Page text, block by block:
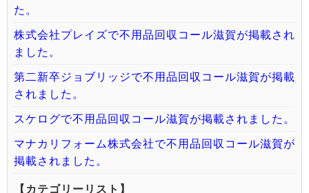
た。
株式会社プレイズで不用品回収コール滋賀が掲載され
ました。
第二新卒ジョブリッジで不用品回収コール滋賀が掲載
されました。
スケログで不用品回収コール滋賀が掲載されました。
マナカリフォーム株式会社で不用品回収コール滋賀が
掲載されました。
【カテゴリーリスト】